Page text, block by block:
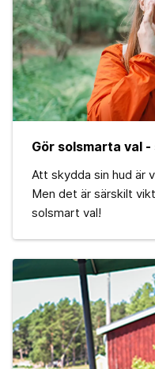
Gör solsmarta val
Att skydda sin hud är
Men det är särskilt
solsmart val!